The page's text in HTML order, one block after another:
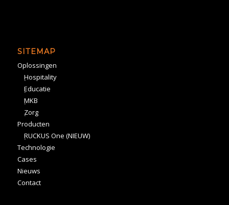
SITEMAP
Oplossingen
Hospitality
Educatie
MKB
Zorg
Producten
RUCKUS One (NIEUW)
Technologie
Cases
Nieuws
Contact